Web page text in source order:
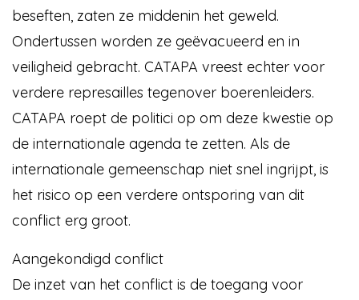
beseften, zaten ze middenin het geweld.
Ondertussen worden ze geëvacueerd en in
veiligheid gebracht. CATAPA vreest echter voor
verdere represailles tegenover boerenleiders.
CATAPA roept de politici op om deze kwestie op
de internationale agenda te zetten. Als de
internationale gemeenschap niet snel ingrijpt, is
het risico op een verdere ontsporing van dit
conflict erg groot.
Aangekondigd conflict
De inzet van het conflict is de toegang voor